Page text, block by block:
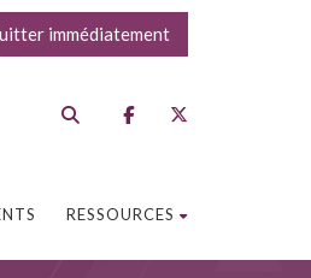
immédiatement
RESSOURCES